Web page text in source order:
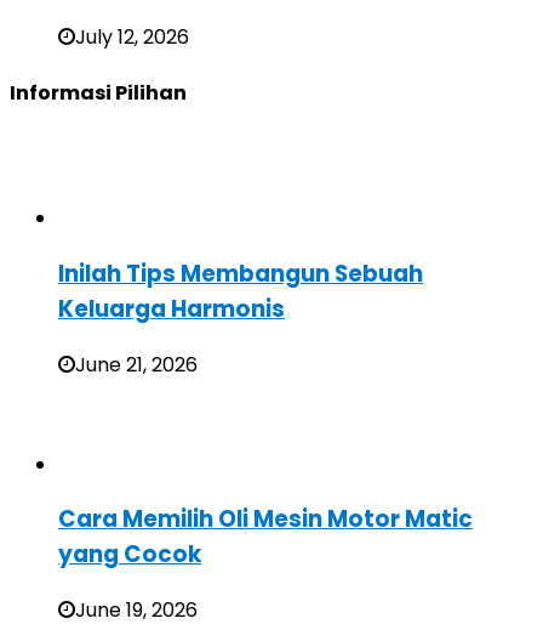
July 12, 2026
Informasi Pilihan
Inilah Tips Membangun Sebuah
Keluarga Harmonis
June 21, 2026
Cara Memilih Oli Mesin Motor Matic
yang Cocok
June 19, 2026